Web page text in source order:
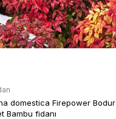
domestica Firepower Bodur
Bambu fidanı